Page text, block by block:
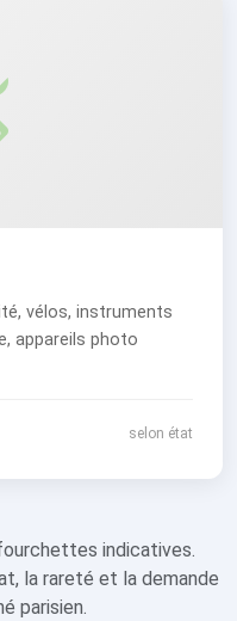
vélos, instruments
appareils photo
selon état
indicatives.
la rareté et la demande
parisien.